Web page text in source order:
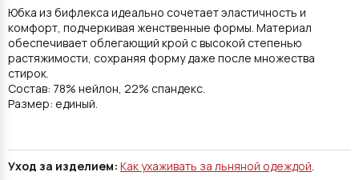
Юбка из бифлекса идеально сочетает эластичность и
комфорт, подчеркивая женственные формы. Материал
обеспечивает облегающий крой с высокой степенью
растяжимости, сохраняя форму даже после множества
стирок.
Состав: 78% нейлон, 22% спандекс.
Размер: единый.
Уход за изделием: Как ухаживать за льняной одеждой